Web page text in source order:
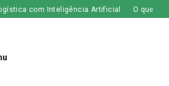
com Inteligência Artificial O que é